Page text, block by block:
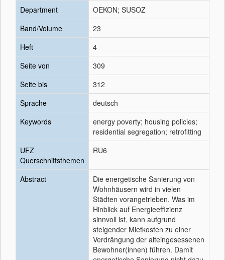
Department
OEKON; SUSOZ
Band/Volume
23
Heft
4
Seite von
309
Seite bis
312
Sprache
deutsch
Keywords
energy poverty; housing policies;
residential segregation; retrofitting
UFZ
Querschnittsthemen
RU6
Abstract
Die energetische Sanierung von
Wohnhäusern wird in vielen
Städten vorangetrieben. Was im
Hinblick auf Energieeffizienz
sinnvoll ist, kann aufgrund
steigender Mietkosten zu einer
Verdrängung der alteingesessenen
Bewohner(innen) führen. Damit